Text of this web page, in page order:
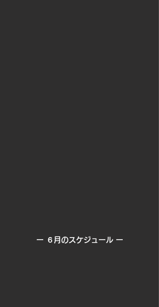
ー ６ 月のスケジュール ー